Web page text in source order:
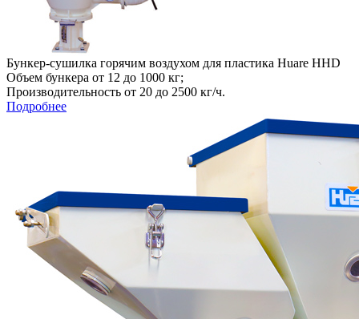
Бункер-сушилка горячим воздухом для пластика Huare HHD
Объем бункера от 12 до 1000 кг;
Производительность от 20 до 2500 кг/ч.
Подробнее